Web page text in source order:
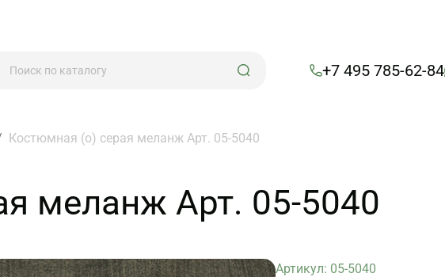
+7 495 785-62-84
Костюмная (о) серая меланж Арт. 05-5040
меланж Арт. 05-5040
Артикул: 05-5040